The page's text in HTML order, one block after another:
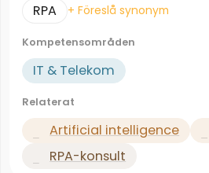
RPA + Föreslå synonym
Kompetensområden
IT & Telekom
Relaterat
Artificial intelligence
RPA-konsult